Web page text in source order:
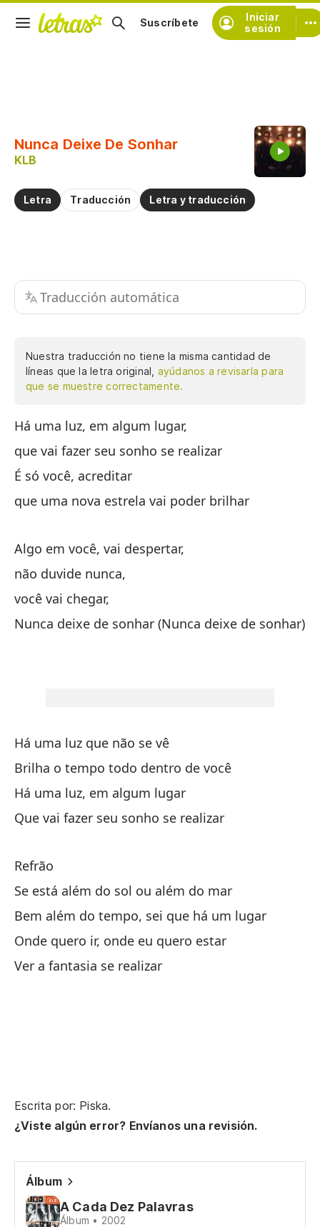
Iniciar
sesión
Suscríbete
Nunca Deixe De Sonhar
KLB
Letra Traducción Letra y traducción
Traducción automática
Nuestra traducción no tiene la misma cantidad de
líneas que la letra original, ayúdanos a revisarla para
que se muestre correctamente.
Há uma luz, em algum lugar,
que vai fazer seu sonho se realizar
É só você, acreditar
que uma nova estrela vai poder brilhar
Algo em você, vai despertar,
não duvide nunca,
você vai chegar,
Nunca deixe de sonhar (Nunca deixe de sonhar)
Há uma luz que não se vê
Brilha o tempo todo dentro de você
Há uma luz, em algum lugar
Que vai fazer seu sonho se realizar
Refrão
Se está além do sol ou além do mar
Bem além do tempo, sei que há um lugar
Onde quero ir, onde eu quero estar
Ver a fantasia se realizar
Escrita por: Piska.
¿Viste algún error? Envíanos una revisión.
Álbum
A Cada Dez Palavras
Álbum • 2002
Practicar la pronunciación de